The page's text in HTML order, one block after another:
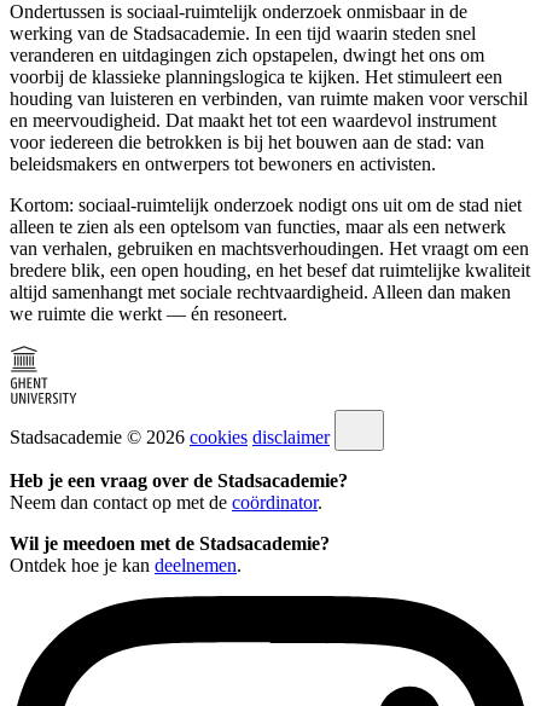
Ondertussen is sociaal-ruimtelijk onderzoek onmisbaar in de
werking van de Stadsacademie. In een tijd waarin steden snel
veranderen en uitdagingen zich opstapelen, dwingt het ons om
voorbij de klassieke planningslogica te kijken. Het stimuleert een
houding van luisteren en verbinden, van ruimte maken voor verschil
en meervoudigheid. Dat maakt het tot een waardevol instrument
voor iedereen die betrokken is bij het bouwen aan de stad: van
beleidsmakers en ontwerpers tot bewoners en activisten.
Kortom: sociaal-ruimtelijk onderzoek nodigt ons uit om de stad niet
alleen te zien als een optelsom van functies, maar als een netwerk
van verhalen, gebruiken en machtsverhoudingen. Het vraagt om een
bredere blik, een open houding, en het besef dat ruimtelijke kwaliteit
altijd samenhangt met sociale rechtvaardigheid. Alleen dan maken
we ruimte die werkt — én resoneert.
Stadsacademie © 2026 cookies disclaimer
Heb je een vraag over de Stadsacademie?
Neem dan contact op met de coördinator.
Wil je meedoen met de Stadsacademie?
Ontdek hoe je kan deelnemen.